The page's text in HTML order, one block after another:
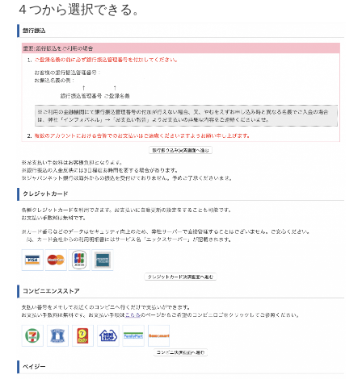
４つから選択できる。